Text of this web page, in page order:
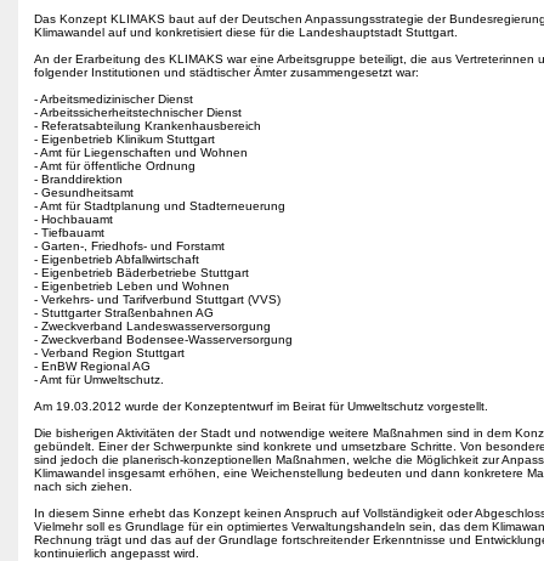
Das Konzept KLIMAKS baut auf der Deutschen Anpassungsstrategie der
Klimawandel auf und konkretisiert diese für die Landeshauptstadt Stuttgart.
An der Erarbeitung des KLIMAKS war eine Arbeitsgruppe beteiligt, die aus Vertreterinnen
folgender Institutionen und städtischer Ämter zusammengesetzt war:
- Arbeitsmedizinischer Dienst
- Arbeitssicherheitstechnischer Dienst
- Referatsabteilung Krankenhausbereich
- Eigenbetrieb Klinikum Stuttgart
- Amt für Liegenschaften und Wohnen
- Amt für öffentliche Ordnung
- Branddirektion
- Gesundheitsamt
- Amt für Stadtplanung und Stadterneuerung
- Hochbauamt
- Tiefbauamt
- Garten-, Friedhofs- und Forstamt
- Eigenbetrieb Abfallwirtschaft
- Eigenbetrieb Bäderbetriebe Stuttgart
- Eigenbetrieb Leben und Wohnen
- Verkehrs- und Tarifverbund Stuttgart (VVS)
- Stuttgarter Straßenbahnen AG
- Zweckverband Landeswasserversorgung
- Zweckverband Bodensee-Wasserversorgung
- Verband Region Stuttgart
- EnBW Regional AG
- Amt für Umweltschutz.
Am 19.03.2012 wurde der Konzeptentwurf im Beirat für Umweltschutz vorgestellt.
Die bisherigen Aktivitäten der Stadt und notwendige weitere Maßnahmen sind in dem
gebündelt. Einer der Schwerpunkte sind konkrete und umsetzbare Schritte. Von
sind jedoch die planerisch-konzeptionellen Maßnahmen, welche die Möglichkeit zur
Klimawandel insgesamt erhöhen, eine Weichenstellung bedeuten und dann konkretere
nach sich ziehen.
In diesem Sinne erhebt das Konzept keinen Anspruch auf Vollständigkeit oder
Vielmehr soll es Grundlage für ein optimiertes Verwaltungshandeln sein, das dem
Rechnung trägt und das auf der Grundlage fortschreitender Erkenntnisse und
kontinuierlich angepasst wird.